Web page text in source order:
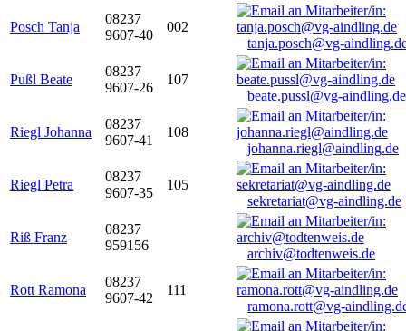
Posch Tanja
08237
9607-40
002
tanja.posch@vg-
Pußl Beate
08237
9607-26
107
beate.pussl@vg-aindling.de
Riegl Johanna
08237
9607-41
108
johanna.riegl@aindling.de
Riegl Petra
08237
9607-35
105
sekretariat@vg-aindling.de
Riß Franz
08237
959156
archiv@todtenweis.de
Rott Ramona
08237
9607-42
111
ramona.rott@vg-